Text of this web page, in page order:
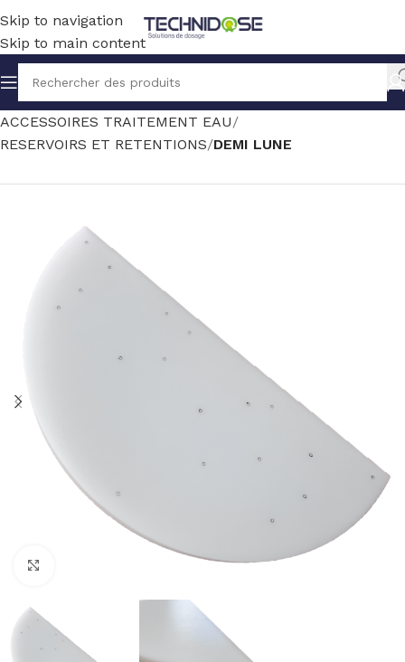
Skip to navigation
Skip to main content
Accueil TRAITEMENT EAU
ACCESSOIRES TRAITEMENT EAU
RESERVOIRS ET RETENTIONS DEMI LUNE